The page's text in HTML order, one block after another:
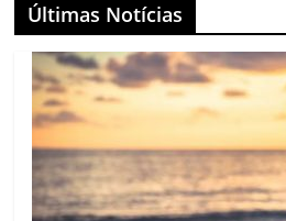
Últimas Notícias